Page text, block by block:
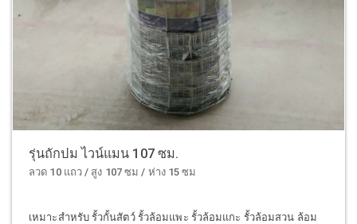
รุ่นถักปม ไวน์แมน 107 ซม.
ลวด 10 แถว / สูง 107 ซม / ห่าง 15 ซม
เหมาะสำหรับ รั้วกั้นสัตว์ รั้วล้อมแพะ รั้วล้อมแกะ รั้วล้อมสวน ล้อม